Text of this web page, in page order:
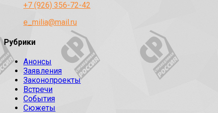
+7 (926) 356-72-42
e_milia@mail.ru
Рубрики
Анонсы
Заявления
Законопроекты
Встречи
События
Сюжеты